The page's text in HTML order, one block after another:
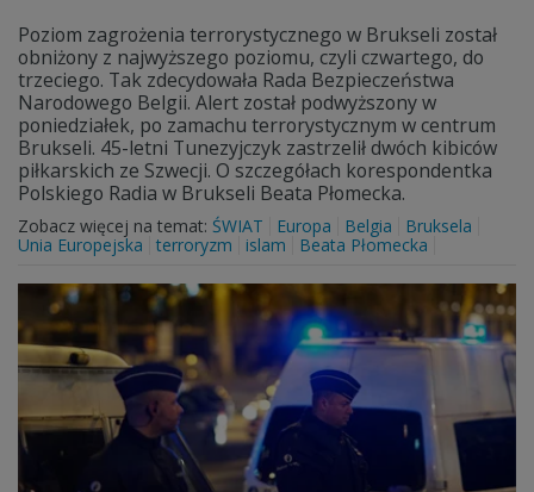
Poziom zagrożenia terrorystycznego w Brukseli został
obniżony z najwyższego poziomu, czyli czwartego, do
trzeciego. Tak zdecydowała Rada Bezpieczeństwa
Narodowego Belgii. Alert został podwyższony w
poniedziałek, po zamachu terrorystycznym w centrum
Brukseli. 45-letni Tunezyjczyk zastrzelił dwóch kibiców
piłkarskich ze Szwecji. O szczegółach korespondentka
Polskiego Radia w Brukseli Beata Płomecka.
Zobacz więcej na temat: ŚWIAT Europa Belgia
Bruksela
Unia Europejska
terroryzm islam Beata Płomecka